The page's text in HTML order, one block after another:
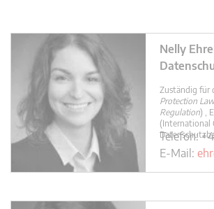
Nelly
Zuständig für
Protection
Regulation) ,
(International
Telefon:
E-Mail: